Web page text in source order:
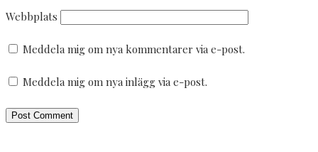
Webbplats
Meddela mig om nya kommentarer via e-post.
Meddela mig om nya inlägg via e-post.